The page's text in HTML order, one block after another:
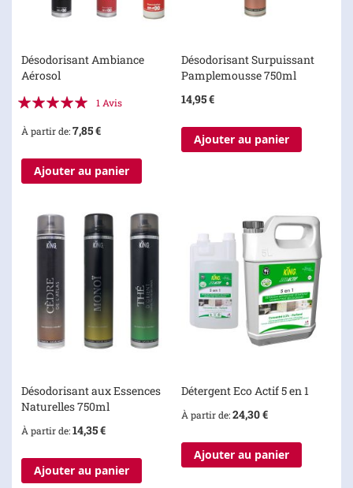
Désodorisant Ambiance
Aérosol
Évaluation:
1 Avis
À partir de 7,85 €
Ajouter au panier
Désodorisant Surpuissant
Pamplemousse 750ml
14,95 €
Ajouter au panier
Désodorisant aux Essences
Naturelles 750ml
À partir de 14,35 €
Ajouter au panier
Détergent Eco Actif 5 en 1
À partir de 24,30 €
Ajouter au panier